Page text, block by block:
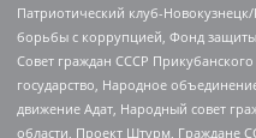
Патриотический клуб-
борьбы с коррупцией, Фонд
Совет граждан СССР
государство, Народное
движение Адат, Народный совет
области, Проект Штурм, Граждане